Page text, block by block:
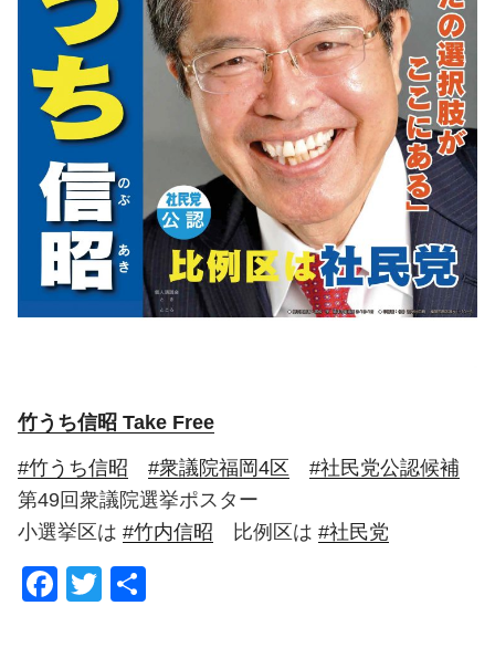
竹うち信昭 Take Free
#竹うち信昭 #衆議院福岡4区
#社民党公認候補
第49回衆議院選挙ポスター
小選挙区は #竹内信昭 比例区は #社民党
F
T